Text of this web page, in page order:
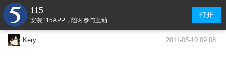
115
安装115APP，随时参与互动
打开
Kery 2011-05-10 09:08